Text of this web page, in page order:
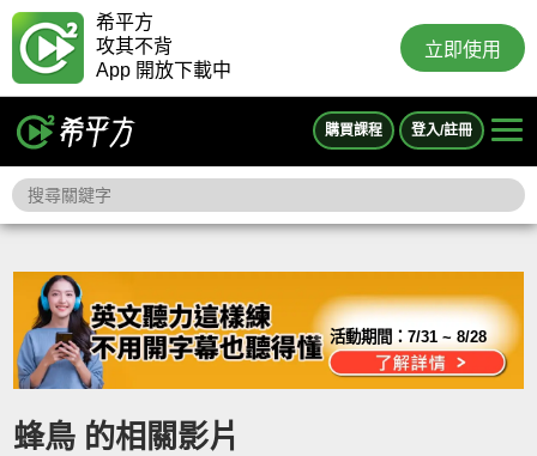
希平方
攻其不背
App 開放下載中
立即使用
購買課程 登入/註冊
活動期間：7/31 ~ 8/28
蜂鳥 的相關影片